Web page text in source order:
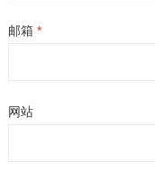
邮箱 *
网站